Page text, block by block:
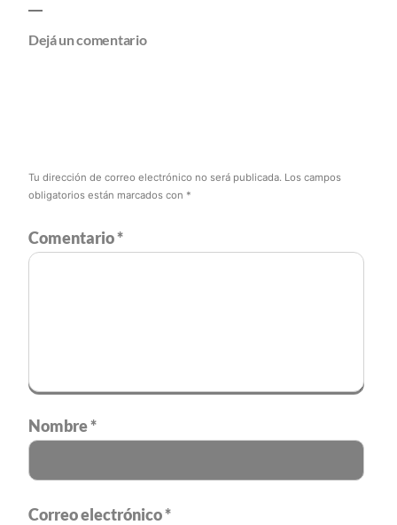
Dejá un comentario
Tu dirección de correo electrónico no será publicada. Los campos
obligatorios están marcados con *
Comentario*
Nombre*
Correo electrónico*